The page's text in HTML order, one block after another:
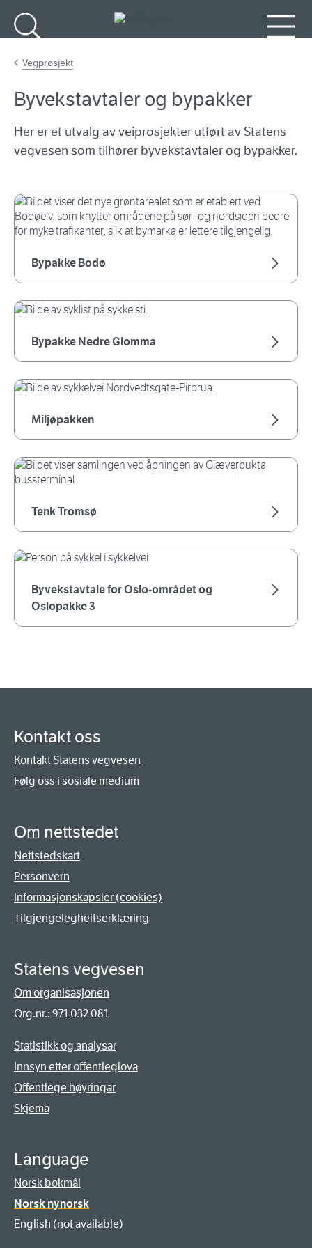
Vegprosjekt
Byvekstavtaler og bypakker
Her er et utvalg av veiprosjekter utført av Statens
vegvesen som tilhører byvekstavtaler og bypakker.
Bypakke Bodø
Bypakke Nedre Glomma
Miljøpakken
Tenk Tromsø
Byvekstavtale for Oslo-området og
Oslopakke 3
Kontakt oss
Kontakt Statens vegvesen
Følg oss i sosiale medium
Om nettstedet
Nettstedskart
Personvern
Informasjonskapsler (cookies)
Tilgjengelegheitserklæring
Statens vegvesen
Om organisasjonen
Org.nr.: 971 032 081
Statistikk og analysar
Innsyn etter offentleglova
Offentlege høyringar
Skjema
Language
Norsk bokmål
Norsk nynorsk
English (not available)